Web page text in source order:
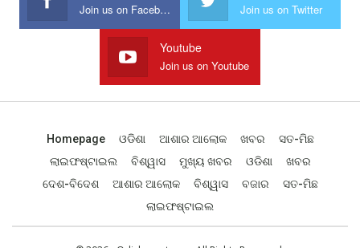
Join us on Facebook Join us on Twitter
Youtube
Join us on Youtube
Homepage ଓଡିଶା ଆଶାର ଆଲୋକ ଖବର
ସତ-ମିଛ
ଲାଇଫଷ୍ଟାଇଲ
ବିଶ୍ୱାସ ମୁଖ୍ୟ ଖବର ଓଡିଶା
ଖବର
ଦେଶ-ବିଦେଶ
ଆଶାର ଆଲୋକ ବିଶ୍ୱାସ ବଜାର
ସତ-ମିଛ
ଲାଇଫଷ୍ଟାଇଲ